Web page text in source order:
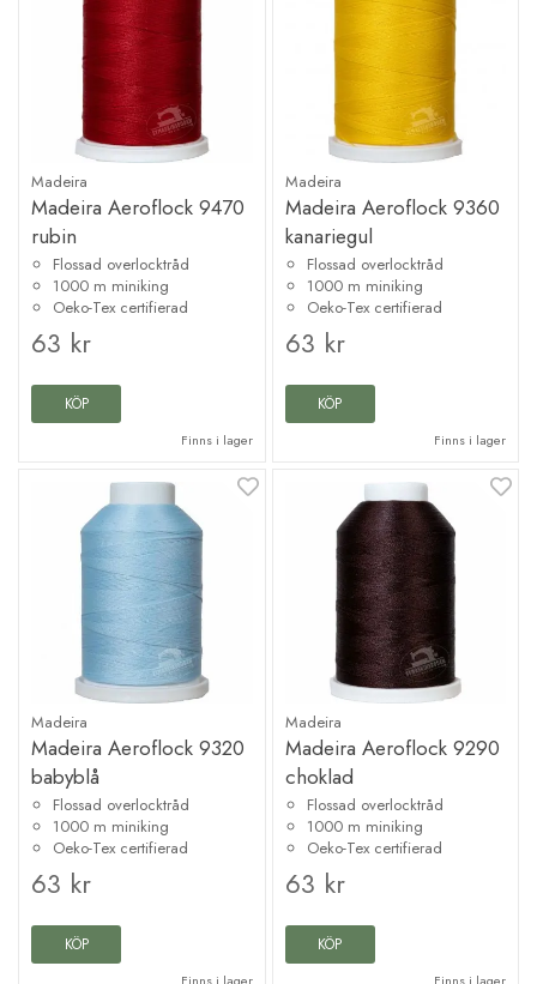
Madeira
Madeira Aeroflock 9470
rubin
Flossad overlocktråd
1000 m miniking
Oeko-Tex certifierad
63 kr
KÖP
Finns i lager
Madeira
Madeira Aeroflock 9360
kanariegul
Flossad overlocktråd
1000 m miniking
Oeko-Tex certifierad
63 kr
KÖP
Finns i lager
Madeira
Madeira Aeroflock 9320
babyblå
Flossad overlocktråd
1000 m miniking
Oeko-Tex certifierad
63 kr
KÖP
Madeira
Madeira Aeroflock 9290
choklad
Flossad overlocktråd
1000 m miniking
Oeko-Tex certifierad
63 kr
KÖP